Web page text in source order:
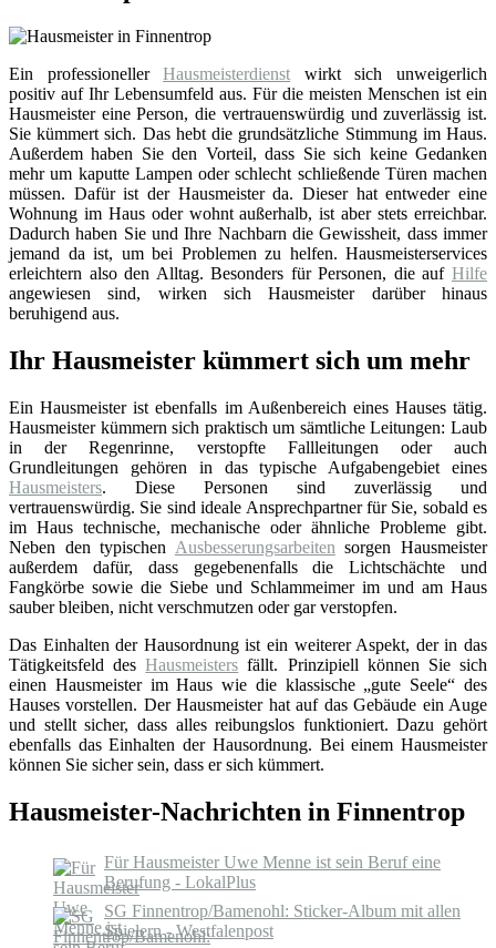
Ein professionellerHausmeisterdienst wirkt sich unweigerlich
positiv auf Ihr Lebensumfeld aus. Für die meisten Menschen ist ein
Hausmeister eine Person, die vertrauenswürdig und zuverlässig ist.
Sie kümmert sich. Das hebt die grundsätzliche Stimmung im Haus.
Außerdem haben Sie den Vorteil, dass Sie sich keine Gedanken
mehr um kaputte Lampen oder schlecht schließende Türen machen
müssen. Dafür ist der Hausmeister da. Dieser hat entweder eine
Wohnung im Haus oder wohnt außerhalb, ist aber stets erreichbar.
Dadurch haben Sie und Ihre Nachbarn die Gewissheit, dass immer
jemand da ist, um bei Problemen zu helfen. Hausmeisterservices
erleichtern also den Alltag. Besonders für Personen, die auf Hilfe
angewiesen sind, wirken sich Hausmeister darüber hinaus
beruhigend aus.
Ihr Hausmeister kümmert sich um mehr
Ein Hausmeister ist ebenfalls im Außenbereich eines Hauses tätig.
Hausmeister kümmern sich praktisch um sämtliche Leitungen: Laub
in der Regenrinne, verstopfte Fallleitungen oder auch
Grundleitungen gehören in das typische Aufgabengebiet eines
Hausmeisters. Diese Personen sind zuverlässig und
vertrauenswürdig. Sie sind ideale Ansprechpartner für Sie, sobald es
im Haus technische, mechanische oder ähnliche Probleme gibt.
Neben den typischen Ausbesserungsarbeiten sorgen Hausmeister
außerdem dafür, dass gegebenenfalls die Lichtschächte und
Fangkörbe sowie die Siebe und Schlammeimer im und am Haus
sauber bleiben, nicht verschmutzen oder gar verstopfen.
Das Einhalten der Hausordnung ist ein weiterer Aspekt, der in das
Tätigkeitsfeld desHausmeisters fällt. Prinzipiell können Sie sich
einen Hausmeister im Haus wie die klassische „gute Seele“ des
Hauses vorstellen. Der Hausmeister hat auf das Gebäude ein Auge
und stellt sicher, dass alles reibungslos funktioniert. Dazu gehört
ebenfalls das Einhalten der Hausordnung. Bei einem Hausmeister
können Sie sicher sein, dass er sich kümmert.
Hausmeister-Nachrichten in Finnentrop
Für Hausmeister Uwe Menne ist sein Beruf eine
Berufung - LokalPlus
SG Finnentrop/Bamenohl: Sticker-Album mit allen
Spielern - Westfalenpost